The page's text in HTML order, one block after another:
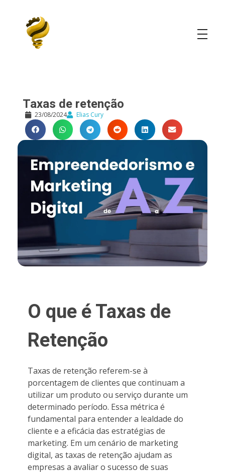
Taxas de retenção
23/08/2024 Elias Cury
O que é Taxas de
Retenção
Taxas de retenção referem-se à
porcentagem de clientes que continuam a
utilizar um produto ou serviço durante um
determinado período. Essa métrica é
fundamental para entender a lealdade do
cliente e a eficácia das estratégias de
marketing. Em um cenário de marketing
digital, as taxas de retenção ajudam as
empresas a avaliar o sucesso de suas